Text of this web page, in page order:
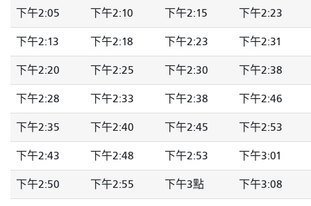
下午2:05 下午2:10 下午2:15 下午2:23
下午2:13 下午2:18 下午2:23 下午2:31
下午2:20 下午2:25 下午2:30 下午2:38
下午2:28 下午2:33 下午2:38 下午2:46
下午2:35 下午2:40 下午2:45 下午2:53
下午2:43 下午2:48 下午2:53 下午3:01
下午2:50 下午2:55 下午3點 下午3:08